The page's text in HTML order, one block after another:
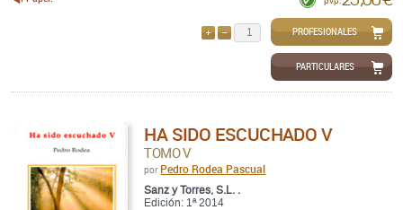
QUITARPROFESIONALES
PARTICULARES
HA SIDO ESCUCHADO V
TOMO V
por Pedro Rodea Pascual
Sanz y Torres, S.L. .
Edición: 1ª 2014